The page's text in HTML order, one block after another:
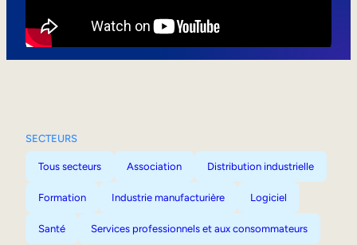
SECTEURS
Tous secteurs Association Distribution industrielle
Formation Industrie manufacturière Logiciel
Santé Services professionnels et aux consommateurs